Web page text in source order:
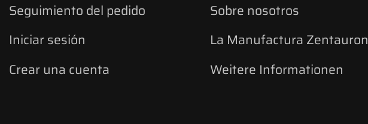
Seguimiento del pedido
Iniciar sesión
Crear una cuenta
Sobre nosotros
La Manufactura Zentauron
Weitere Informationen